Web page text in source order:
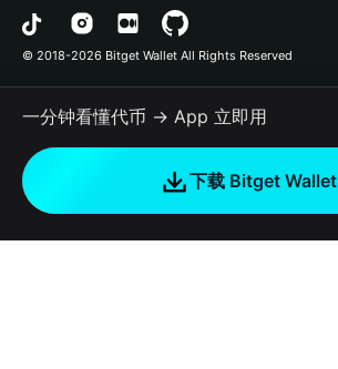
工作机会
DApp
RWA
如何购买加密货币
批量转账
Bitcoin
Polygon
用户使用协议
© 2018-2026 Bitget Wallet All Rights Reserved
一分钟看懂代币 → App 立即用
下载 Bitget Wallet